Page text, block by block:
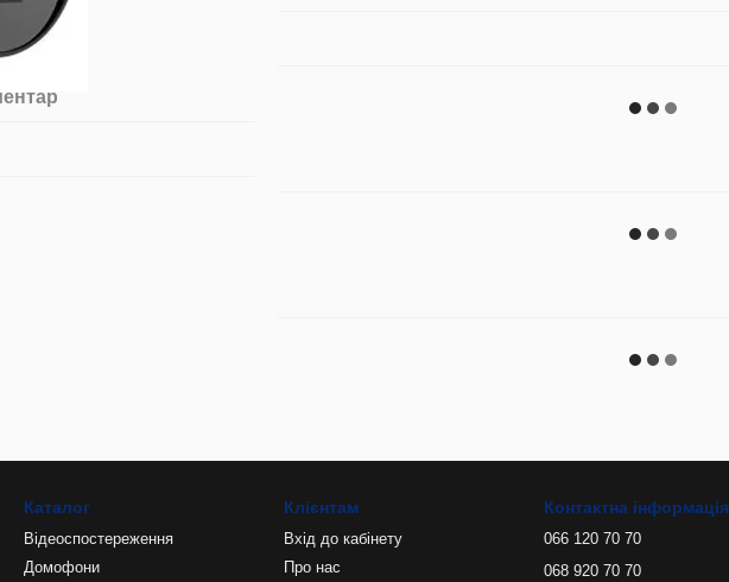
Каталог
Відеоспостереження
Домофони
Клієнтам
Вхід до кабінету
Про нас
Контактна інформація
066 120 70 70
068 920 70 70